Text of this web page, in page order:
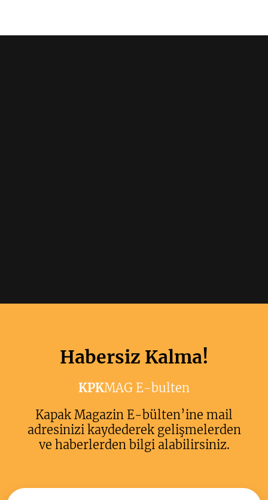
Habersiz Kalma!
KPKMAG E-bulten
Kapak Magazin E-bülten’ine mail
adresinizi kaydederek gelişmelerden
ve haberlerden bilgi alabilirsiniz.